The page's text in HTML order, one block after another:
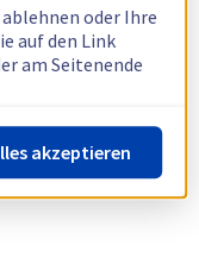
oder Ihre
auf den Link
am Seitenende
Richtlinie
akzeptieren